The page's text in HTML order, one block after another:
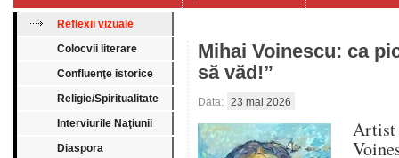
Reflexii vizuale
Colocvii literare
Confluenţe istorice
Religie/Spiritualitate
Interviurile Naţiunii
Diaspora
Mihai Voinescu: ca
să văd!”
Data: 23 mai 2026